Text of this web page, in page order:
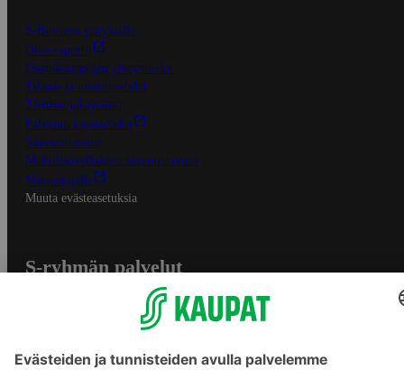
S-Business yrityksille
Oiva-raportit
Osuuskauppojen yhteystiedot
Tilaus- ja toimitusehdot
Tietosuojakäytäntö
Palvelun käyttöehdot
Saavutettavuus
Mobiilisovelluksen saavutettavuus
Mainostajalle
Muuta evästeasetuksia
S-ryhmän palvelut
Yhteishyvä Ruoka -sovellus